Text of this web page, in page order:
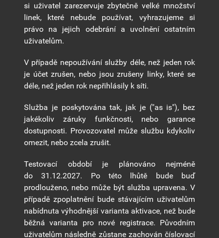
si uživatel zarezervuje zbytečně velké množství
linek, které nebude používat, vyhrazujeme si
právo na jejich odebrání a uvolnění ostatním
uživatelům.
V případě nepoužívání služby déle, než jeden rok
je účet zrušen, nebo jsou zrušeny linky, které se
déle, než jeden rok nepřihlásily k síti.
Služba je poskytována tak, jak je ("as is"), bez
jakékoliv záruky funkčnosti, nebo garance
dostupnosti. Provozovatel může službu kdykoliv
omezit, nebo zcela zrušit.
Testovací období je plánováno nejméně
do 31.12.2027. Po této lhůtě bude buď
prodlouženo, nebo může být služba upravena. V
případě zpoplatnění bude stávajícím uživatelům
nabídnuta výhodnější varianta aktivace, než bude
běžná varianta pro nové registrace. Původním
uživatelům následně zůstane zachován číslovací